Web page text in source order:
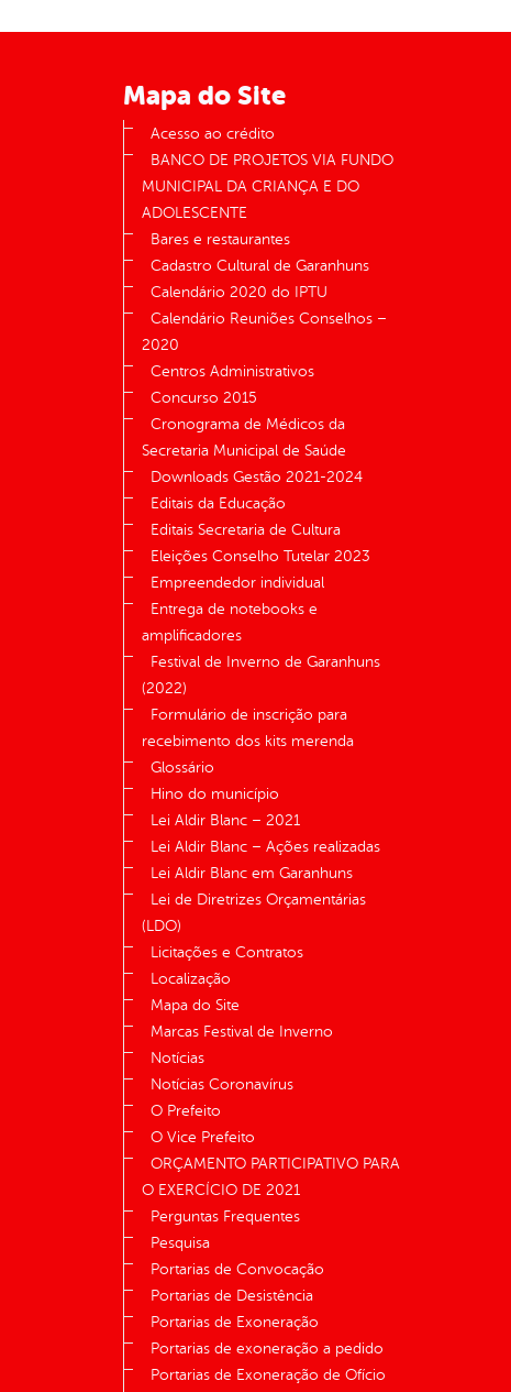
Mapa do Site
Acesso ao crédito
BANCO DE PROJETOS VIA FUNDO
MUNICIPAL DA CRIANÇA E DO
ADOLESCENTE
Bares e restaurantes
Cadastro Cultural de Garanhuns
Calendário 2020 do IPTU
Calendário Reuniões Conselhos –
2020
Centros Administrativos
Concurso 2015
Cronograma de Médicos da
Secretaria Municipal de Saúde
Downloads Gestão 2021-2024
Editais da Educação
Editais Secretaria de Cultura
Eleições Conselho Tutelar 2023
Empreendedor individual
Entrega de notebooks e
amplificadores
Festival de Inverno de Garanhuns
(2022)
Formulário de inscrição para
recebimento dos kits merenda
Glossário
Hino do município
Lei Aldir Blanc – 2021
Lei Aldir Blanc – Ações realizadas
Lei Aldir Blanc em Garanhuns
Lei de Diretrizes Orçamentárias
(LDO)
Licitações e Contratos
Localização
Mapa do Site
Marcas Festival de Inverno
Notícias
Notícias Coronavírus
O Prefeito
O Vice Prefeito
ORÇAMENTO PARTICIPATIVO PARA
O EXERCÍCIO DE 2021
Perguntas Frequentes
Pesquisa
Portarias de Convocação
Portarias de Desistência
Portarias de Exoneração
Portarias de exoneração a pedido
Portarias de Exoneração de Ofício